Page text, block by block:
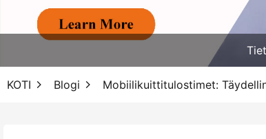
KOTI Blogi Mobiilikuittitulostimet: